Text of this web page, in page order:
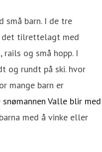
små barn. I de tre
det tilrettelagt med
og små hopp. I
og rundt på ski. hvor
mange barn er
snømannen Valle blir med
med å vinke eller